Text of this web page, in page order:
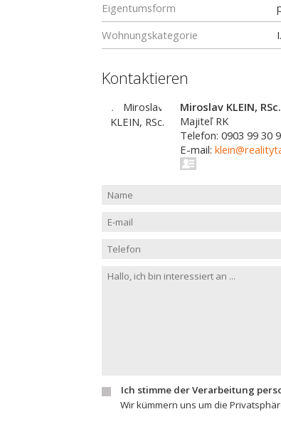
Eigentumsform
Wohnungskategorie
Kontaktieren
Miroslav KLEIN, RSc.
Majiteľ RK
Telefon: 0903 99 30
E-mail:
Ich stimme der Verarbeitung
Wir kümmern uns um die